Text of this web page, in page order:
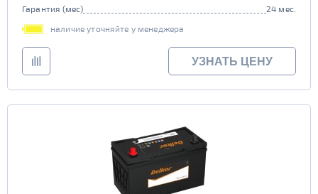
Гарантия (мес)
24 мес.
наличие уточняйте у менеджера
УЗНАТЬ ЦЕНУ